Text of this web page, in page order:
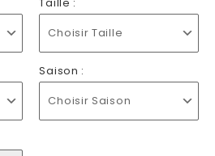
Choisir Taille
Saison :
Choisir Saison